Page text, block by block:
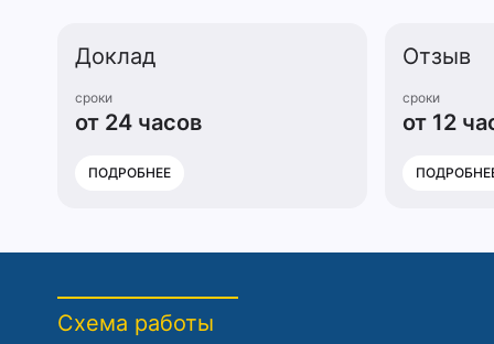
Доклад
сроки
от 24 часов
ПОДРОБНЕЕ
Отзыв
сроки
от 12
Схема работы